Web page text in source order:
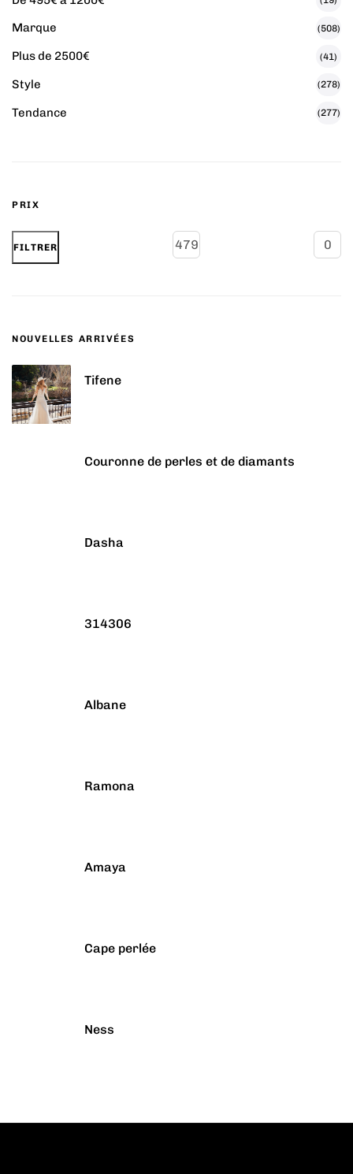
Marque (508)
Plus de 2500€ (41)
Style (278)
Tendance (277)
PRIX
FILTRER
NOUVELLES ARRIVÉES
Tifene
Couronne de perles et de diamants
Dasha
314306
Albane
Ramona
Amaya
Cape perlée
Ness